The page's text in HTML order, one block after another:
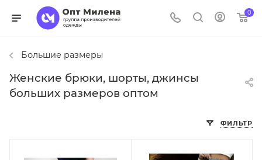
0
Большие размеры
Женские брюки, шорты, джинсы
больших размеров оптом
ФИЛЬТР